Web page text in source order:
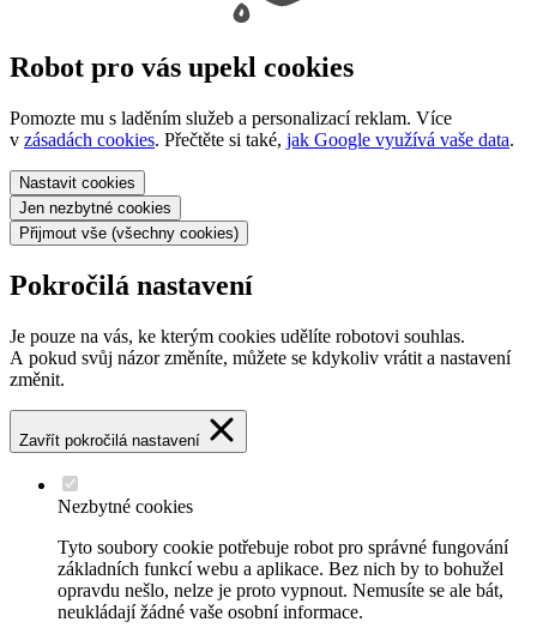
Robot pro vás upekl cookies
Pomozte mu s laděním služeb a personalizací reklam. Více
v zásadách cookies. Přečtěte si také, jak Google využívá vaše data.
Nastavit cookies
Jen nezbytné cookies
Přijmout vše (všechny cookies)
Pokročilá nastavení
Je pouze na vás, ke kterým cookies udělíte robotovi souhlas.
A pokud svůj názor změníte, můžete se kdykoliv vrátit a nastavení
změnit.
Zavřít pokročilá nastavení
Nezbytné cookies
Tyto soubory cookie potřebuje robot pro správné fungování
základních funkcí webu a aplikace. Bez nich by to bohužel
opravdu nešlo, nelze je proto vypnout. Nemusíte se ale bát,
neukládají žádné vaše osobní informace.